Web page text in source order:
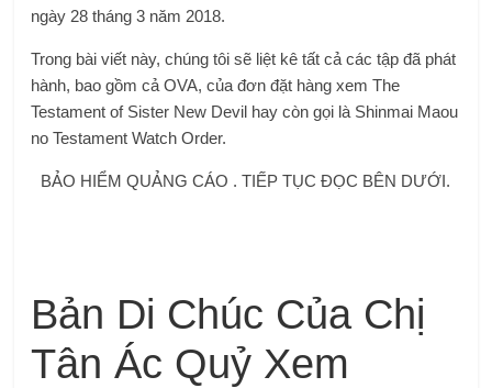
ngày 28 tháng 3 năm 2018.
Trong bài viết này, chúng tôi sẽ liệt kê tất cả các tập đã phát
hành, bao gồm cả OVA, của đơn đặt hàng xem The
Testament of Sister New Devil hay còn gọi là Shinmai Maou
no Testament Watch Order.
BẢO HIỂM QUẢNG CÁO . TIẾP TỤC ĐỌC BÊN DƯỚI.
Bản Di Chúc Của Chị
Tân Ác Quỷ Xem